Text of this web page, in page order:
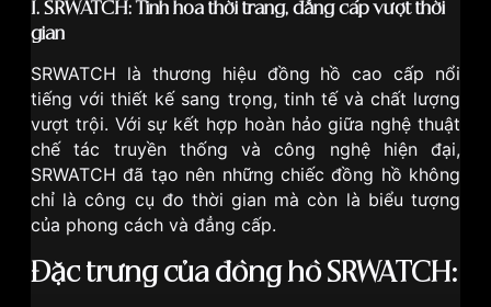
I. SRWATCH: Tinh hoa thời trang, đẳng cấp vượt thời
gian
SRWATCH là thương hiệu đồng hồ cao cấp nổi
tiếng với thiết kế sang trọng, tinh tế và chất lượng
vượt trội. Với sự kết hợp hoàn hảo giữa nghệ thuật
chế tác truyền thống và công nghệ hiện đại,
SRWATCH đã tạo nên những chiếc đồng hồ không
chỉ là công cụ đo thời gian mà còn là biểu tượng
của phong cách và đẳng cấp.
Đặc trưng của đồng hồ SRWATCH: